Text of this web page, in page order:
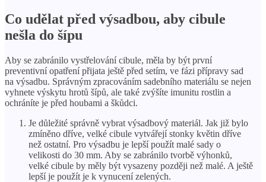
Co udělat před výsadbou, aby cibule
nešla do šípu
Aby se zabránilo vystřelování cibule, měla by být první
preventivní opatření přijata ještě před setím, ve fázi přípravy sad
na výsadbu. Správným zpracováním sadebního materiálu se nejen
vyhnete výskytu hrotů šípů, ale také zvýšíte imunitu rostlin a
ochráníte je před houbami a škůdci.
Je důležité správně vybrat výsadbový materiál. Jak již bylo
zmíněno dříve, velké cibule vytvářejí stonky květin dříve
než ostatní. Pro výsadbu je lepší použít malé sady o
velikosti do 30 mm. Aby se zabránilo tvorbě výhonků,
velké cibule by měly být vysazeny později než malé. A ještě
lepší je použít je k vynucení zelených.